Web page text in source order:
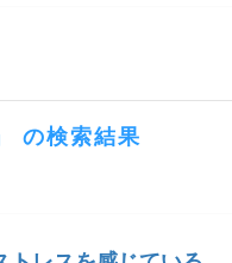
の検索結果